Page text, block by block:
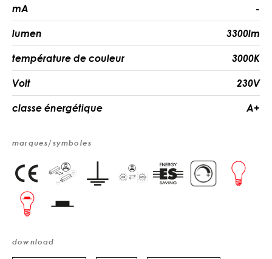
mA -
lumen 3300lm
température de couleur 3000K
Volt 230V
classe énergétique A+
marques/symboles
download